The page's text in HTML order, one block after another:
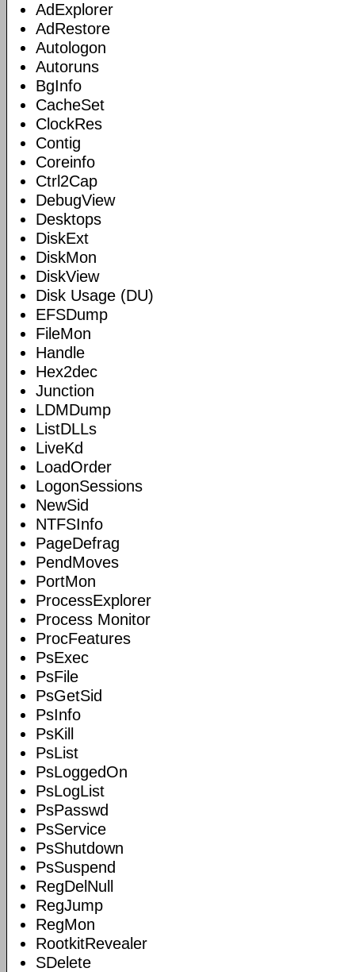
AdExplorer
AdRestore
Autologon
Autoruns
BgInfo
CacheSet
ClockRes
Contig
Coreinfo
Ctrl2Cap
DebugView
Desktops
DiskExt
DiskMon
DiskView
Disk Usage (DU)
EFSDump
FileMon
Handle
Hex2dec
Junction
LDMDump
ListDLLs
LiveKd
LoadOrder
LogonSessions
NewSid
NTFSInfo
PageDefrag
PendMoves
PortMon
ProcessExplorer
Process Monitor
ProcFeatures
PsExec
PsFile
PsGetSid
PsInfo
PsKill
PsList
PsLoggedOn
PsLogList
PsPasswd
PsService
PsShutdown
PsSuspend
RegDelNull
RegJump
RegMon
RootkitRevealer
SDelete